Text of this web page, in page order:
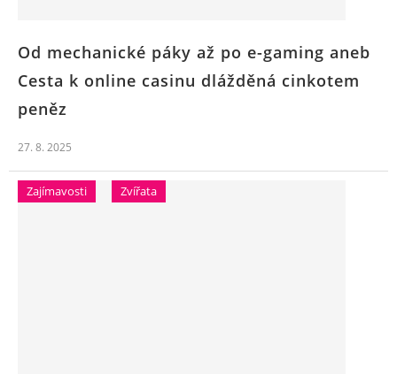
Od mechanické páky až po e-gaming aneb
Cesta k online casinu dlážděná cinkotem
peněz
27. 8. 2025
Zajímavosti Zvířata